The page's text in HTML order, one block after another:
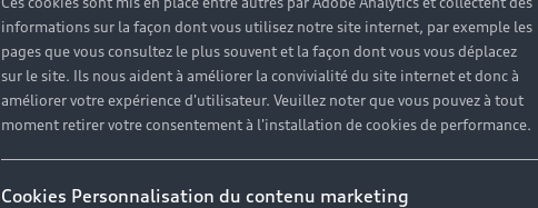
informations sur la façon dont vous utilisez notre site internet, par exemple les
pages que vous consultez le plus souvent et la façon dont vous vous déplacez
sur le site. Ils nous aident à améliorer la convivialité du site internet et donc à
améliorer votre expérience d'utilisateur. Veuillez noter que vous pouvez à tout
moment retirer votre consentement à l'installation de cookies de performance.
Cookies Personnalisation du contenu marketing